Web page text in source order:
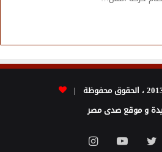
و موقع صدى مصر
تويتر يوتيوبانستقرام